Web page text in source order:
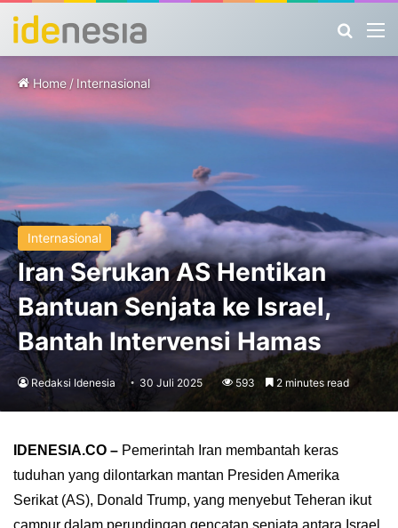
Home / Internasional
Internasional
Iran Serukan AS Hentikan
Bantuan Senjata ke Israel,
Bantah Intervensi Hamas
Redaksi Idenesia 30 Juli 2025 593 2 minutes read
IDENESIA.CO – Pemerintah Iran membantah keras
tuduhan yang dilontarkan mantan Presiden Amerika
Serikat (AS), Donald Trump, yang menyebut Teheran ikut
campur dalam perundingan gencatan senjata antara Israel